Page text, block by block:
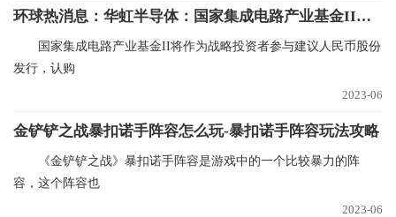
环球热消息：华虹半导体：国家集成电路产业基金II将认购不超过30亿元的人民币股份
国家集成电路产业基金II将作为战略投资者参与建议人民币股份
发行，认购
2023-06
金铲铲之战暴扣诺手阵容怎么玩-暴扣诺手阵容玩法攻略
《金铲铲之战》暴扣诺手阵容是游戏中的一个比较暴力的阵
容，这个阵容也
2023-06